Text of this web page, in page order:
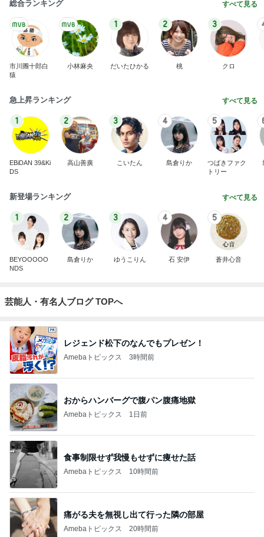
総合ランキング すべて見る
市川團十郎白
猿
小林麻央
1
だいたひかる
2
桃
3
クロ
急上昇ランキング すべて見る
1
EBiDAN 39&Ki
DS
2
高山善廣
3
こいたん
4
島倉りか
5
つばきファク
トリー
新登場ランキング すべて見る
1
BEYOOOOO
NDS
2
島倉りか
3
ゆうこりん
4
石 安伊
5
蒼井心音
芸能人・有名人ブログ TOPへ
レジェンド松下のなんでもプレゼン！
Amebaトピックス 3時間前
おからハンバーグで腹パン腹痛地獄
Amebaトピックス 1日前
食事制限せず我慢もせずに痩せた話
Amebaトピックス 10時間前
痛がる夫を無視し出て行った隣の部屋
Amebaトピックス 20時間前